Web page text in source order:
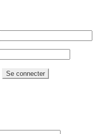
Se connecter